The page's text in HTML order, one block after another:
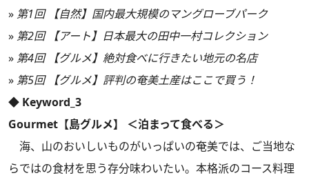
» 第1回 【自然】国内最大規模のマングローブパーク
» 第2回 【アート】日本最大の田中一村コレクション
» 第4回 【グルメ】絶対食べに行きたい地元の名店
» 第5回 【グルメ】評判の奄美土産はここで買う！
◆ Keyword_3
Gourmet【島グルメ】 ＜泊まって食べる＞
海、山のおいしいものがいっぱいの奄美では、ご当地な
らではの食材を思う存分味わいたい。本格派のコース料理